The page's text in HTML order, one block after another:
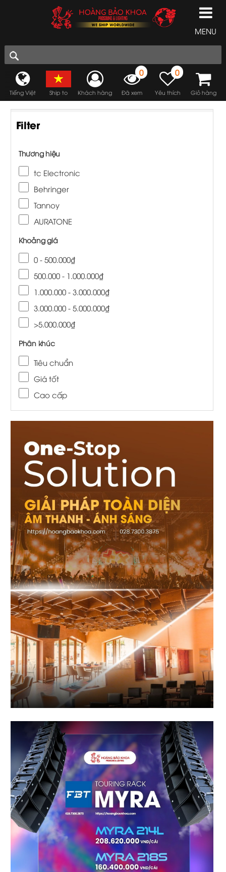
MENU
Tiếng Việt Ship to Khách hàng
0
Đã xem
0
Yêu thích Giỏ hàng
Filter
Thương hiệu
tc Electronic
Behringer
Tannoy
AURATONE
Khoảng giá
0 - 500.000₫
500.000 - 1.000.000₫
1.000.000 - 3.000.000₫
3.000.000 - 5.000.000₫
>5.000.000₫
Phân khúc
Tiêu chuẩn
Giá tốt
Cao cấp